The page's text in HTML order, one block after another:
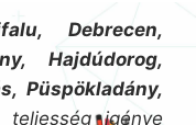
Debrecen,
Hajdúdorog,
Püspökladány,
igénye